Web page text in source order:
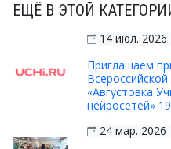
ЕЩЁ В ЭТОЙ
14 июл. 2026
Приглашаем
«Августовка
нейросетей»
24 мар. 2026